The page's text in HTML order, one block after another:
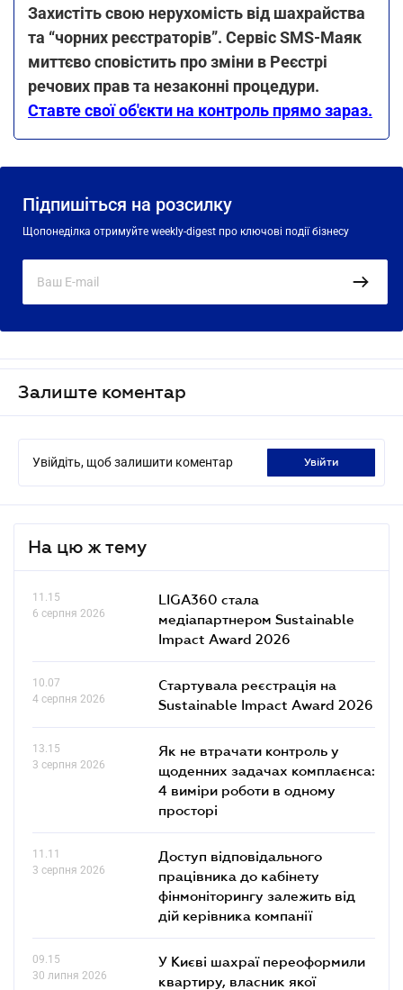
Захистіть свою нерухомість від шахрайства
та “чорних реєстраторів”. Сервіс SMS-Маяк
миттєво сповістить про зміни в Реєстрі
речових прав та незаконні процедури.
Ставте свої об'єкти на контроль прямо зараз.
Підпишіться на розсилку
Щопонеділка отримуйте weekly-digest про ключові події бізнесу
Залиште коментар
Увійдіть, щоб залишити коментар увійти
На цю ж тему
11.15
6 серпня 2026
LIGA360 стала
медіапартнером Sustainable
Impact Award 2026
10.07
4 серпня 2026
Стартувала реєстрація на
Sustainable Impact Award 2026
13.15
3 серпня 2026
Як не втрачати контроль у
щоденних задачах комплаєнса:
4 виміри роботи в одному
просторі
11.11
3 серпня 2026
Доступ відповідального
працівника до кабінету
фінмоніторингу залежить від
дій керівника компанії
09.15
30 липня 2026
У Києві шахраї переоформили
квартиру, власник якої